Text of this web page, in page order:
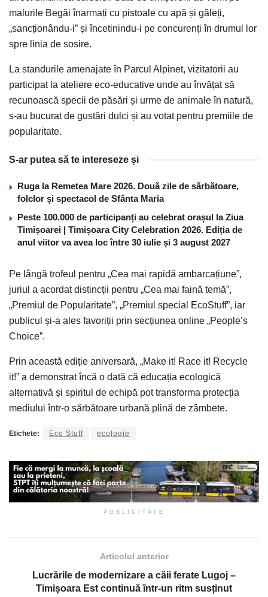
malurile Begăi înarmați cu pistoale cu apă și găleți,
„sancționându-i” și încetinindu-i pe concurenți în drumul lor
spre linia de sosire.
La standurile amenajate în Parcul Alpinet, vizitatorii au
participat la ateliere eco-educative unde au învățat să
recunoască specii de păsări și urme de animale în natură,
s-au bucurat de gustări dulci și au votat pentru premiile de
popularitate.
S-ar putea să te intereseze și
Ruga la Remetea Mare 2026. Două zile de sărbătoare,
folclor și spectacol de Sfânta Maria
Peste 100.000 de participanți au celebrat orașul la Ziua
Timișoarei | Timișoara City Celebration 2026. Ediția de
anul viitor va avea loc între 30 iulie și 3 august 2027
Pe lângă trofeul pentru „Cea mai rapidă ambarcațiune”,
juriul a acordat distincții pentru „Cea mai faină temă”,
„Premiul de Popularitate”, „Premiul special EcoStuff”, iar
publicul și-a ales favoriții prin secțiunea online „People’s
Choice”.
Prin această ediție aniversară, „Make it! Race it! Recycle
it!” a demonstrat încă o dată că educația ecologică
alternativă și spiritul de echipă pot transforma protecția
mediului într-o sărbătoare urbană plină de zâmbete.
Etichete: Eco Stuff ecologie
PUBLICITATE
Articolul anterior
Lucrările de modernizare a căii ferate Lugoj –
Timișoara Est continuă într-un ritm susținut